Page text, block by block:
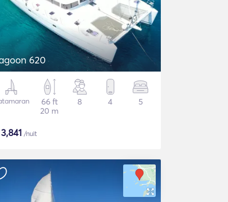
620
66 ft
20 m
8 4 5
3,841 /nuit